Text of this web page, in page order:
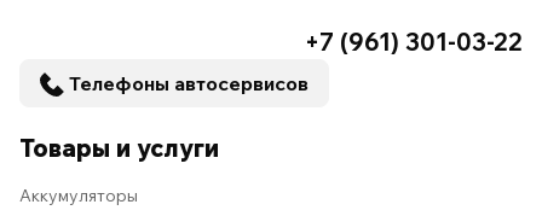
+7 (961) 301-03-22
Телефоны автосервисов
Товары и услуги
Аккумуляторы